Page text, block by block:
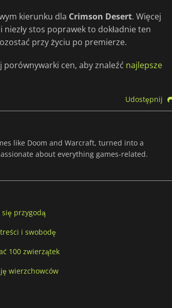
kierunku dla Crimson Desert. Więcej
stos poprawek to dokładnie ten
przy życiu po premierze.
porównywarki cen, aby znaleźć najlepsze
Udostępnij
like Doom and Warcraft, turned into a
about everything games-related.
przygodą
i swobodę
100 zwierzątek
wierzchowców